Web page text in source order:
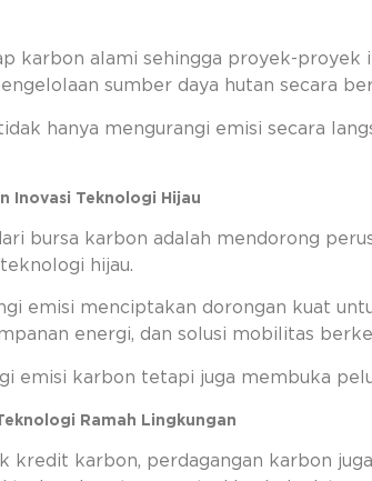
karbon alami sehingga proyek-
sumber daya hutan secara
hanya mengurangi emisi secara
Inovasi Teknologi Hijau
bursa karbon adalah mendorong
hijau.
emisi menciptakan dorongan kuat
energi, dan solusi mobilitas
emisi karbon tetapi juga membuka
Ramah Lingkungan
kredit karbon, perdagangan karbon